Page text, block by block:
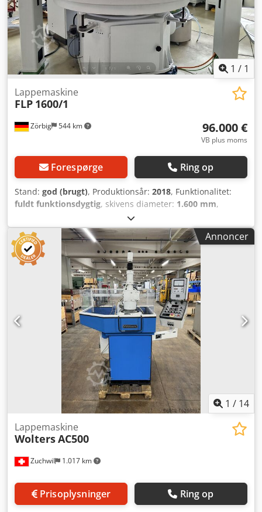
1 / 1
Zörbig 544 km
Lappemaskine
FLP 1600/1
96.000 €
VB plus moms
Forespørge Ring op
Stand: god (brugt), Produktionsår: 2018, Funktionalitet:
fuldt funktionsdygtig, skivens diameter: 1.600 mm,
Enkelskive-fin slibemaskine eller polermaskine Til store
emner Emneoptagelse Ø 1600 mm Værktøjsdiameter 500
mm til 525 mm, kan udstyres med forskellige finslibnings-
eller polerpads Styring: S7 med HDMI KSM-tank: 50 liter
Polermiddel-cirkulationssystem: 50 liter Hoveddrevs motor:
11 kW Dodjwrpclepfx Andjck
Annoncer
1 / 14
Zuchwil 1.017 km
Lappemaskine
WoltersAC500
Prisoplysninger Ring op